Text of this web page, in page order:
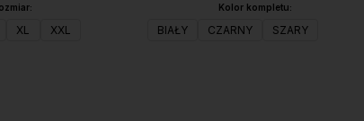
XL XXL
Kolor kompletu:
BIAŁY CZARNY SZARY